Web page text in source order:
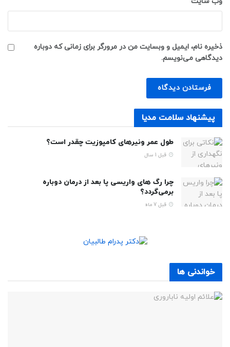
ذخیره نام، ایمیل و وبسایت من در مرورگر برای زمانی که دوباره
دیدگاهی می‌نویسم.
پیشنهاد سلامت مدیا
طول عمر ونیرهای کامپوزیت چقدر است؟
قبل 1 سال
چرا رگ های واریسی پا بعد از درمان دوباره
برمی‌گردد؟
قبل 7 ماه
خواندنی ها